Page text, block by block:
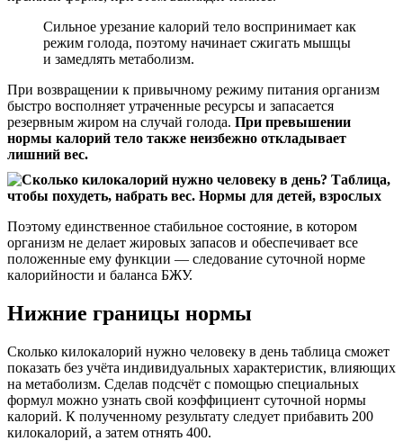
Сильное урезание калорий тело воспринимает как
режим голода, поэтому начинает сжигать мышцы
и замедлять метаболизм.
При возвращении к привычному режиму питания организм
быстро восполняет утраченные ресурсы и запасается
резервным жиром на случай голода. При превышении
нормы калорий тело также неизбежно откладывает
лишний вес.
Поэтому единственное стабильное состояние, в котором
организм не делает жировых запасов и обеспечивает все
положенные ему функции — следование суточной норме
калорийности и баланса БЖУ.
Нижние границы нормы
Сколько килокалорий нужно человеку в день таблица сможет
показать без учёта индивидуальных характеристик, влияющих
на метаболизм. Сделав подсчёт с помощью специальных
формул можно узнать свой коэффициент суточной нормы
калорий. К полученному результату следует прибавить 200
килокалорий, а затем отнять 400.